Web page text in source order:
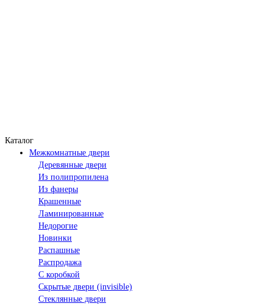
Каталог
Межкомнатные двери
Деревянные двери
Из полипропилена
Из фанеры
Крашенные
Ламинированные
Недорогие
Новинки
Распашные
Распродажа
С коробкой
Скрытые двери (invisible)
Стеклянные двери